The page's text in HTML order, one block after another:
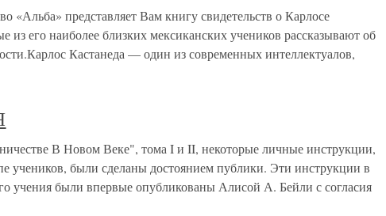
«Альба» представляет Вам книгу свидетельств о Карлосе
из его наиболее близких мексиканских учеников рассказывают об
Кастанеда — один из современных интеллектуалов,
В Новом Веке", тома I и II, некоторые личные инструкции,
учеников, были сделаны достоянием публики. Эти инструкции в
учения были впервые опубликованы Алисой А. Бейли с согласия